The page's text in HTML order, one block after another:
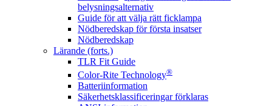
belysningsalternativ
Guide för att välja rätt ficklampa
Nödberedskap för första insatser
Nödberedskap
Lärande (forts.)
TLR Fit Guide
Color-Rite Technology®
Batteriinformation
Säkerhetsklassificeringar förklaras